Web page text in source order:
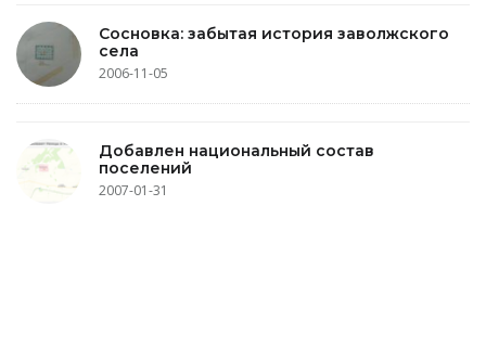
Сосновка: забытая история заволжского
села
2006-11-05
Добавлен национальный состав
поселений
2007-01-31